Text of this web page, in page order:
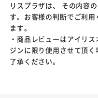
リスプラザは、 その内容
す。お客様の判断でご利
ます。
・商品レビューはアイリ
ジンに限り使用させて頂
了承ください。